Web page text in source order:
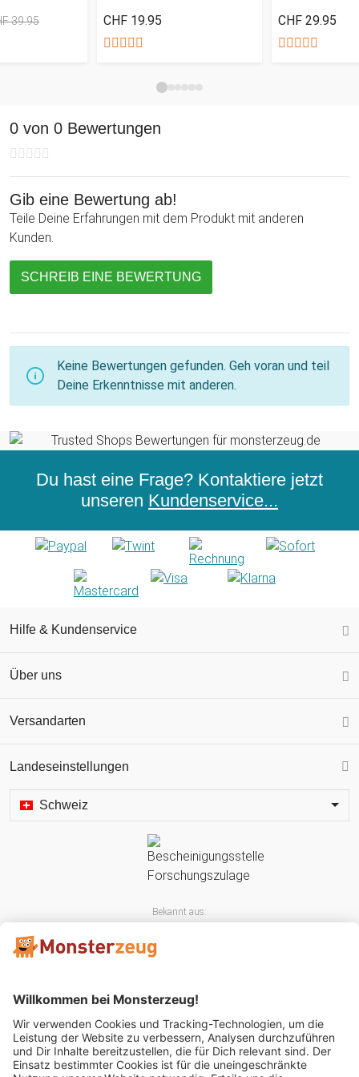
39.95 CHF 19.95 CHF 29.95
0 von 0 Bewertungen
Gib eine Bewertung ab!
Teile Deine Erfahrungen mit dem Produkt mit anderen
Kunden.
SCHREIB EINE BEWERTUNG
Keine Bewertungen gefunden. Geh voran und teil
Deine Erkenntnisse mit anderen.
Du hast eine Frage? Kontaktiere jetzt
unseren Kundenservice...
Hilfe & Kundenservice
Über uns
Versandarten
Landeseinstellungen
Schweiz
Bekannt aus: